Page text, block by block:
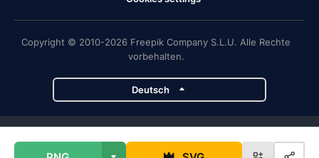
Copyright © 2010-2026 Freepik Company S.L.U. Alle Rechte
vorbehalten.
Deutsch